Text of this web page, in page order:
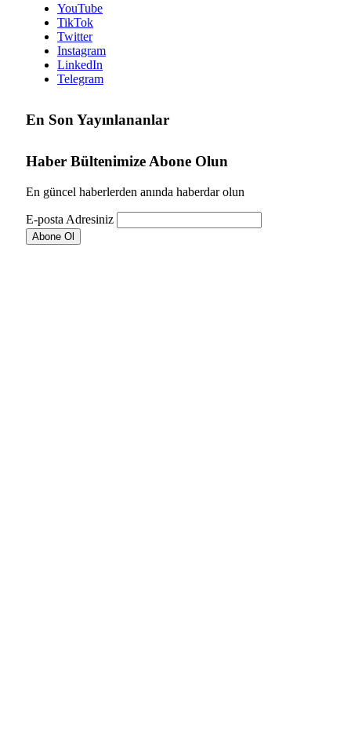
YouTube
TikTok
Twitter
Instagram
LinkedIn
Telegram
En Son Yayınlananlar
Haber Bültenimize Abone Olun
En güncel haberlerden anında haberdar olun
E-posta Adresiniz